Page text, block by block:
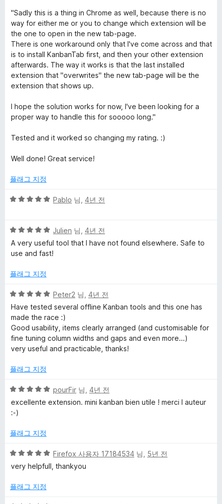
"Sadly this is a thing in Chrome as well, because there is no
way for either me or you to change which extension will be
the one to open in the new tab-page.
There is one workaround only that I've come across and that
is to install KanbanTab first, and then your other extension
afterwards. The way it works is that the last installed
extension that "overwrites" the new tab-page will be the
extension that shows up.
I hope the solution works for now, I've been looking for a
proper way to handle this for sooooo long."
Tested and it worked so changing my rating. :)
Well done! Great service!
플래그 지정
5
점
에
5
Pablo 님, 4년 전
5
점
만
에
점
Julien 님, 4년 전
A very useful tool that I have not found elsewhere. Safe to
use and fast!
플래그 지정
5
점
만
점
에
5
Peter2 님, 4년 전
Have tested several offline Kanban tools and this one has
made the race :)
Good usability, items clearly arranged (and customisable for
fine tuning column widths and gaps and even more...)
very useful and practicable, thanks!
플래그 지정
5
점
만
에
점
pourFir 님, 4년 전
excellente extension. mini kanban bien utile ! merci l auteur
:-)
플래그 지정
5
점
점
Firefox 사용자 17184534 님, 5년 전
very helpfull, thankyou
플래그 지정